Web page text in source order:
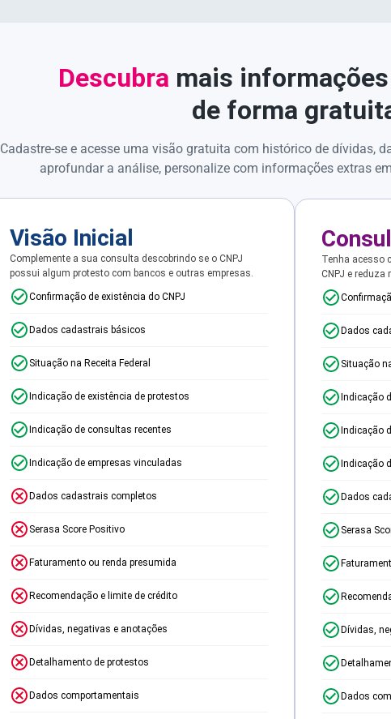
Descubra mais
de forma
Cadastre-se e acesse uma visão gratuita com histórico de dívidas,
aprofundar a análise, personalize com informações extras
Visão Inicial
Complemente a sua consulta descobrindo se o CNPJ
possui algum protesto com bancos e outras empresas.
Confirmação de existência do CNPJ
Dados cadastrais básicos
Situação na Receita Federal
Indicação de existência de protestos
Indicação de consultas recentes
Indicação de empresas vinculadas
Dados cadastrais completos
Serasa Score Positivo
Faturamento ou renda presumida
Recomendação e limite de crédito
Dívidas, negativas e anotações
Detalhamento de protestos
Dados comportamentais
Tenha acesso
CNPJ e reduza
Dados
Situação
Indicação
Indicação
Indicação
Dados
Serasa
Dívidas,
Dados